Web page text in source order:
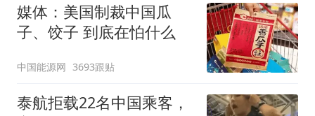
媒体：美国制裁中国瓜
子、饺子 到底在怕什么
中国能源网 3693跟贴
泰航拒载22名中国乘客，